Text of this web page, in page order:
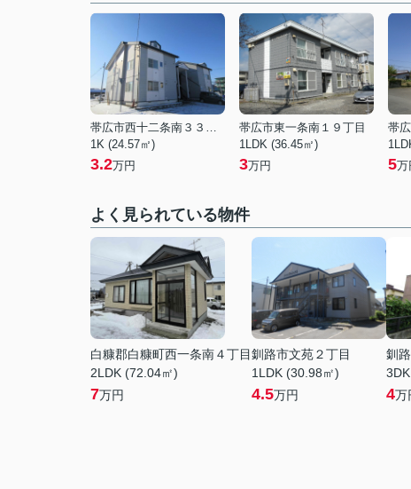
帯広市西十二条南３３丁目
1K (24.57㎡)
3.2万円
帯広市東一条南１９丁目
1LDK (36.45㎡)
3万円
帯
5万
よく見られている物件
白糠郡白糠町西一条南４丁目
2LDK (72.04㎡)
7万円
釧路市文苑２丁目
1LDK (30.98㎡)
4.5万円
釧
4万